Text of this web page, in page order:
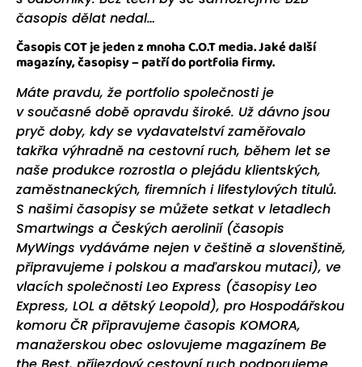
časopis dělat nedal…
Časopis COT je jeden z mnoha C.O.T media. Jaké další
magazíny, časopisy – patří do portfolia firmy.
Máte pravdu, že portfolio společnosti je
v současné době opravdu široké. Už dávno jsou
pryč doby, kdy se vydavatelství zaměřovalo
takřka výhradně na cestovní ruch, během let se
naše produkce rozrostla o plejádu klientských,
zaměstnaneckých, firemních i lifestylových titulů.
S našimi časopisy se můžete setkat v letadlech
Smartwings a Českých aerolinií (časopis
MyWings vydáváme nejen v češtině a slovenštině,
připravujeme i polskou a maďarskou mutaci), ve
vlacích společnosti Leo Express (časopisy Leo
Express, LOL a dětský Leopold), pro Hospodářskou
komoru ČR připravujeme časopis KOMORA,
manažerskou obec oslovujeme magazínem Be